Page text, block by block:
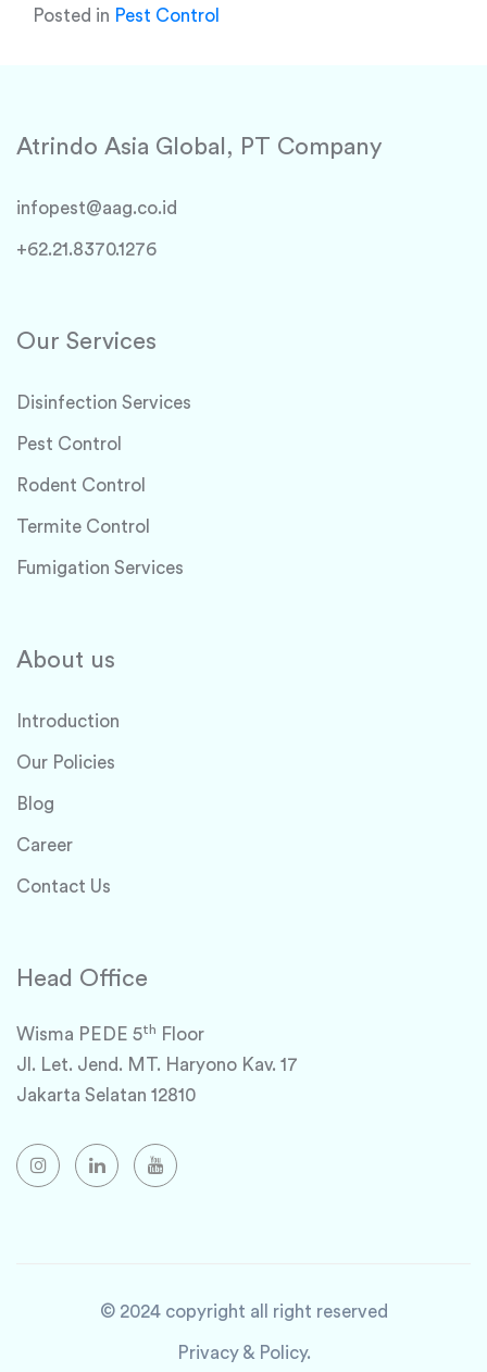
Posted in Pest Control
Atrindo Asia Global, PT Company
infopest@aag.co.id
+62.21.8370.1276
Our Services
Disinfection Services
Pest Control
Rodent Control
Termite Control
Fumigation Services
About us
Introduction
Our Policies
Blog
Career
Contact Us
Head Office
Wisma PEDE 5th
Floor
Jl. Let. Jend. MT. Haryono Kav. 17
Jakarta Selatan 12810
© 2024 copyright all right reserved
Privacy & Policy.